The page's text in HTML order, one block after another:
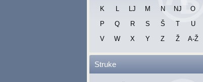
K
L LJ M N NJ
O
P
Q R S Š T
U
V
W X Y Z Ž A-Ž
Struke